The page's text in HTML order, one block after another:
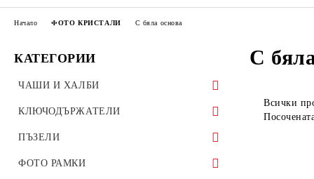
КАТЕГОРИИ
ЧАШИ И ХАЛБИ
Стандартни чаши
Цветни чаши
Магически чаши
КЛЮЧОДЪРЖАТЕЛИ
Метални ключодържатели
MDF ключодържатели
ПЪЗЕЛИ
Картонени пъзели
ФОТО РАМКИ
Начало ФОТО КРИСТАЛИ С бяла основа
С
Всички